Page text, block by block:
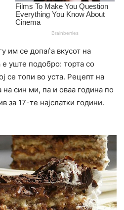
им се допаѓа вкусот на
уште подобро: торта со
се топи во уста. Рецепт на
син ми, па и оваа година по
за 17-те најслатки години.